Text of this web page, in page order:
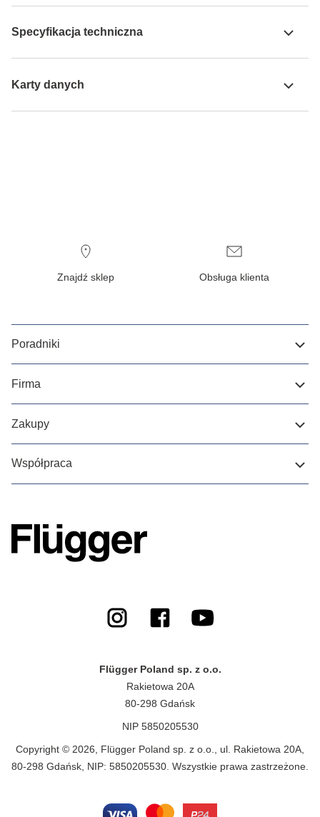
Specyfikacja techniczna
Karty danych
Znajdź sklep Obsługa klienta
Poradniki
Firma
Zakupy
Współpraca
Flügger Poland sp. z o.o.
Rakietowa 20A
80-298 Gdańsk
NIP 5850205530
Copyright © 2026, Flügger Poland sp. z o.o., ul. Rakietowa 20A,
80-298 Gdańsk, NIP: 5850205530. Wszystkie prawa zastrzeżone.